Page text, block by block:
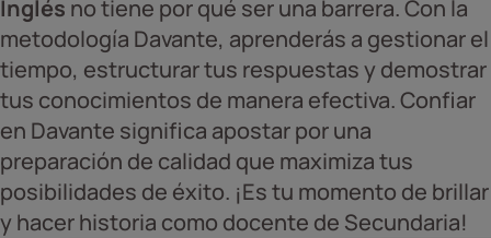
Inglés no tiene por qué ser una barrera. Con la
metodología Davante, aprenderás a gestionar el
tiempo, estructurar tus respuestas y demostrar
tus conocimientos de manera efectiva. Confiar
en Davante significa apostar por una
preparación de calidad que maximiza tus
posibilidades de éxito. ¡Es tu momento de brillar
y hacer historia como docente de Secundaria!